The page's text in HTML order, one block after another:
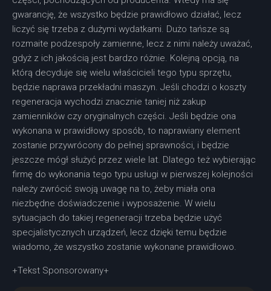
gwarancję, że wszystko będzie prawidłowo działać, lecz
liczyć się trzeba z dużymi wydatkami. Dużo tańsze są
rozmaite podzespoły zamienne, lecz z nimi należy uważać,
gdyż z ich jakością jest bardzo różnie. Kolejną opcją, na
którą decyduje się wielu właścicieli tego typu sprzętu,
będzie naprawa przekładni maszyn. Jeśli chodzi o koszty
regeneracja wychodzi znacznie taniej niż zakup
zamienników czy oryginalnych części. Jeśli będzie ona
wykonana w prawidłowy sposób, to naprawiany element
zostanie przywrócony do pełnej sprawności, i będzie
jeszcze mógł służyć przez wiele lat. Dlatego też wybierając
firmę do wykonania tego typu usługi w pierwszej kolejności
należy zwrócić swoją uwagę na to, żeby miała ona
niezbędne doświadczenie i wyposażenie. W wielu
sytuacjach do takiej regeneracji trzeba będzie użyć
specjalistycznych urządzeń, lecz dzięki temu będzie
wiadomo, że wszystko zostanie wykonane prawidłowo.
+Tekst Sponsorowany+